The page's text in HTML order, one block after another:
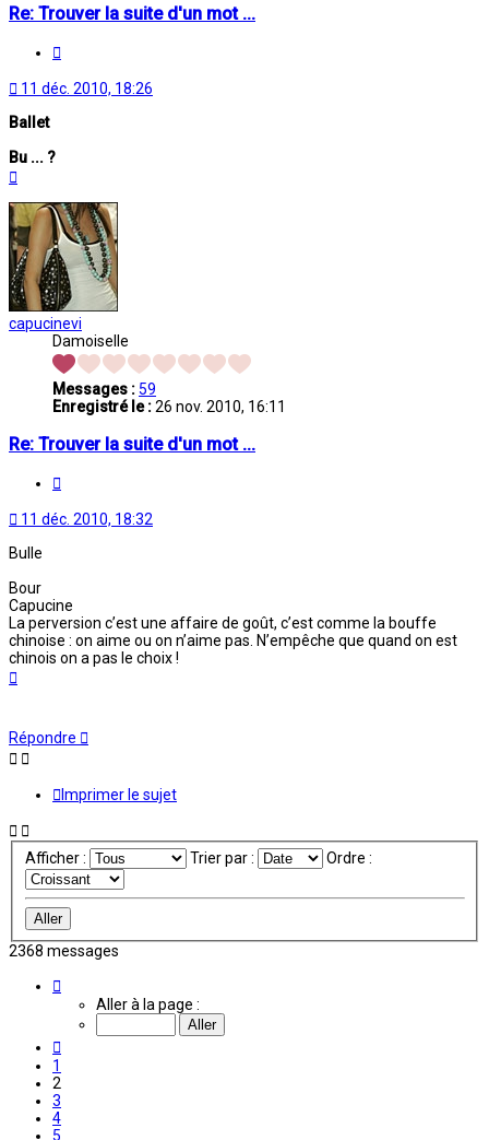
Re: Trouver la suite d'un mot ...
11 déc. 2010, 18:26
Ballet
Bu ... ?
capucinevi
Damoiselle
Messages :59
Enregistré le :26 nov. 2010, 16:11
Re: Trouver la suite d'un mot ...
11 déc. 2010, 18:32
Bulle
Bour
Capucine
La perversion c’est une affaire de goût, c’est comme la bouffe
chinoise : on aime ou on n’aime pas. N’empêche que quand on est
chinois on a pas le choix !
Répondre
Imprimer le sujet
Afficher : Trier par : Ordre :
2368 messages
Aller à la page :
1
2
3
4
5